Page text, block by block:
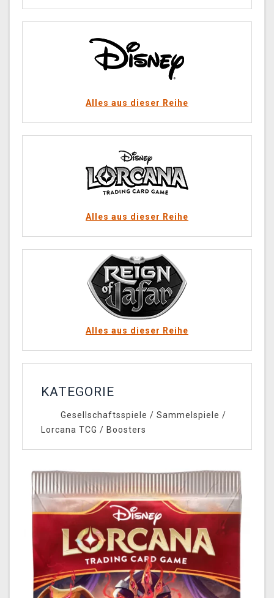
Alles aus dieser Reihe
Alles aus dieser Reihe
Alles aus dieser Reihe
KATEGORIE
Gesellschaftsspiele / Sammelspiele /
Lorcana TCG / Boosters